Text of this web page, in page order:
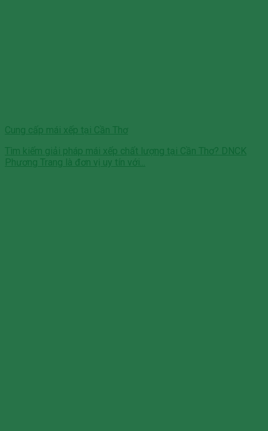
Cung cấp mái xếp tại Cần Thơ
Tìm kiếm giải pháp mái xếp chất lượng tại Cần Thơ? DNCK
Phương Trang là đơn vị uy tín với...